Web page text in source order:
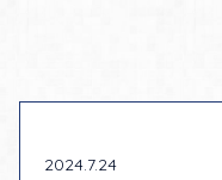
2024.7.24